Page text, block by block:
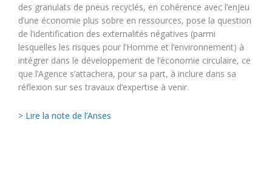
des granulats de pneus recyclés, en cohérence avec l’enjeu
d’une économie plus sobre en ressources, pose la question
de l’identification des externalités négatives (parmi
lesquelles les risques pour l’Homme et l’environnement) à
intégrer dans le développement de l’économie circulaire, ce
que l’Agence s’attachera, pour sa part, à inclure dans sa
réflexion sur ses travaux d’expertise à venir.
> Lire la note de l’Anses